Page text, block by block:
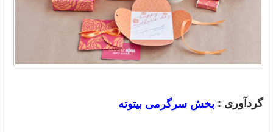
گردآوری : بخش سرگرمی بیتوته